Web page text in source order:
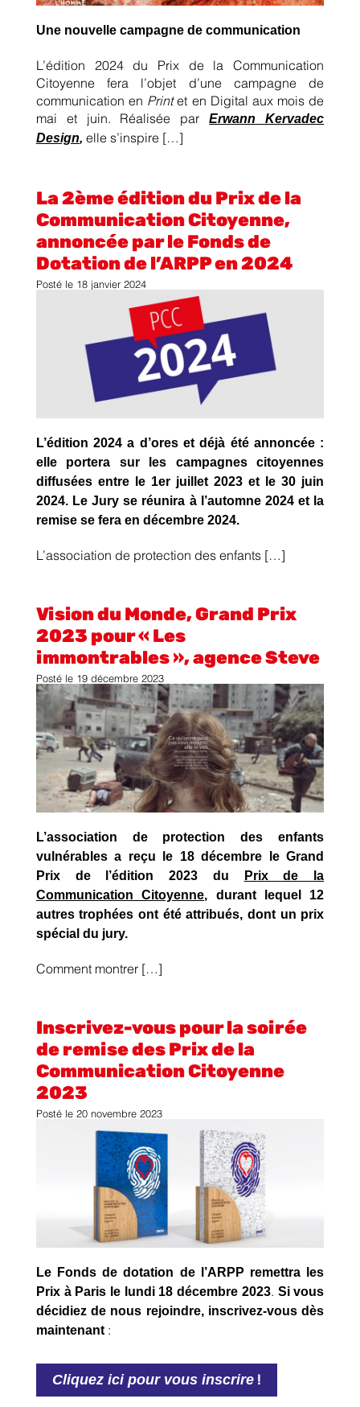
Une nouvelle campagne de communication
L’édition 2024 du Prix de la Communication
Citoyenne fera l’objet d’une campagne de
communication en Printet en Digital aux mois de
mai et juin. Réalisée par Erwann Kervadec
Design, elle s’inspire […]
La 2ème édition du Prix de la
Communication Citoyenne,
annoncée par le Fonds de
Dotation de l’ARPP en 2024
Posté le 18 janvier 2024
L’édition 2024 a d’ores et déjà été annoncée :
elle portera sur les campagnes citoyennes
diffusées entre le 1er juillet 2023 et le 30 juin
2024. Le Jury se réunira à l’automne 2024 et la
remise se fera en décembre 2024.
L’association de protection des enfants […]
Vision du Monde, Grand Prix
2023 pour « Les
immontrables », agence Steve
Posté le 19 décembre 2023
L’association de protection des enfants
vulnérables a reçu le 18 décembre le Grand
Prix de l’édition 2023 du
Prix de la
Communication Citoyenne, durant lequel 12
autres trophées ont été attribués, dont un prix
spécial du jury.
Comment montrer […]
Inscrivez-vous pour la soirée
de remise des Prix de la
Communication Citoyenne
2023
Posté le 20 novembre 2023
Le Fonds de dotation de l’ARPP remettra les
Prix à Paris le lundi 18 décembre 2023 Si vous
décidiez de nous rejoindre, inscrivez-vous dès
maintenant:
Cliquez ici pour vous inscrire!